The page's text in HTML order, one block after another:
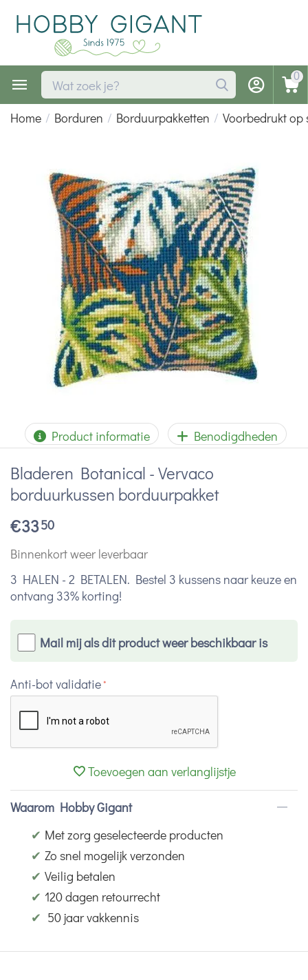
0
Home / Borduren / Borduurpakketten / Voorbedrukt op
Product informatie Benodigdheden
Bladeren Botanical - Vervaco
borduurkussen borduurpakket
€3350
Binnenkort weer leverbaar
3 HALEN - 2 BETALEN. Bestel 3 kussens naar keuze en
ontvang 33% korting!
Mail mij als dit product weer beschikbaar is
Anti-bot validatie
Toevoegen aan verlanglijstje
Waarom Hobby Gigant
✔ Met zorg geselecteerde producten
✔ Zo snel mogelijk verzonden
✔ Veilig betalen
✔ 120 dagen retourrecht
✔ 50 jaar vakkennis